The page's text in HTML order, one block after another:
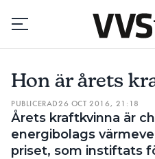
Prenumerera
Hantera
Hon är årets
PUBLICERAD26 OCT 2016, 21:18
Årets kraftkvinna är
energibolags
priset, som instiftats
HON ÄR ÅRETS KRAFTKVINNA